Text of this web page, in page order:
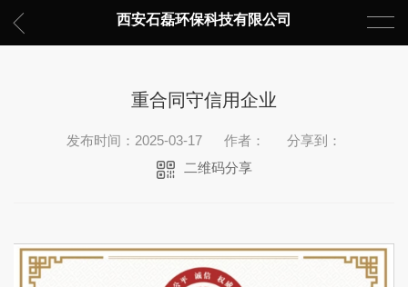
西安石磊环保科技有限公司
重合同守信用企业
发布时间：2025-03-17 作者：
分享到：
二维码分享